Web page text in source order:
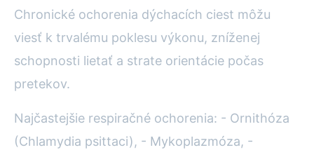
Chronické ochorenia dýchacích ciest môžu
viesť k trvalému poklesu výkonu, zníženej
schopnosti lietať a strate orientácie počas
pretekov.
Najčastejšie respiračné ochorenia: - Ornithóza
(Chlamydia psittaci), - Mykoplazmóza, -